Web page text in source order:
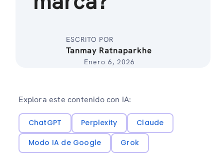
ESCRITO POR
Tanmay Ratnaparkhe
Enero 6, 2026
Explora este contenido con IA:
ChatGPT Perplexity
Claude
Modo IA de Google
Grok